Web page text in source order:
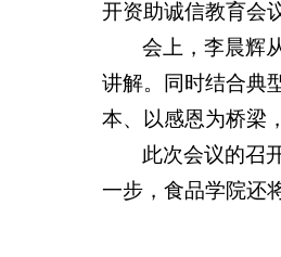
开资助诚信教育会
会上，李晨辉
讲解。同时结合典
本、以感恩为桥梁
此次会议的召
一步，食品学院还